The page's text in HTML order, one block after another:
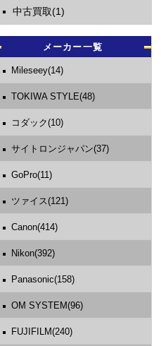
中古買取(1)
メーカー一覧
Mileseey(14)
TOKIWA STYLE(48)
コダック(10)
サイトロンジャパン(37)
GoPro(11)
ツァイス(121)
Canon(414)
Nikon(392)
Panasonic(158)
OM SYSTEM(96)
FUJIFILM(240)